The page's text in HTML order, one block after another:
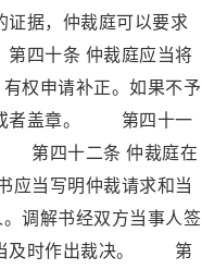
据，仲裁庭可以要求
四十条 仲裁庭应当将
权申请补正。如果不予
或者盖章。 第四十一
第四十二条 仲裁庭在
当写明仲裁请求和当
调解书经双方当事人签
当及时作出裁决。 第